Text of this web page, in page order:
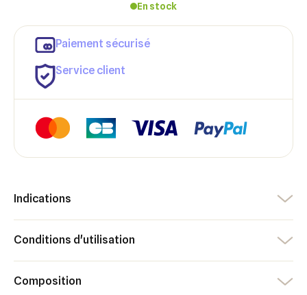
En stock
Paiement sécurisé
Service client
Indications
Conditions d'utilisation
Composition
Ajouter à ma liste d'envies
Créer une nouvelle liste
Créer une liste d'envies
Connexion
Vous devez être connecté pour ajouter des produits à votre